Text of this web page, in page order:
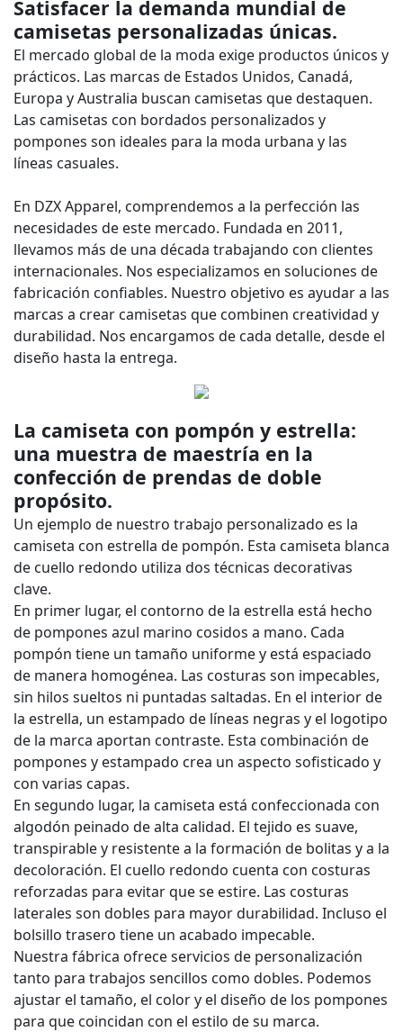
Satisfacer la demanda mundial de
camisetas personalizadas únicas.
El mercado global de la moda exige productos únicos y
prácticos. Las marcas de Estados Unidos, Canadá,
Europa y Australia buscan camisetas que destaquen.
Las camisetas con bordados personalizados y
pompones son ideales para la moda urbana y las
líneas casuales.
En DZX Apparel, comprendemos a la perfección las
necesidades de este mercado. Fundada en 2011,
llevamos más de una década trabajando con clientes
internacionales. Nos especializamos en soluciones de
fabricación confiables. Nuestro objetivo es ayudar a las
marcas a crear camisetas que combinen creatividad y
durabilidad. Nos encargamos de cada detalle, desde el
diseño hasta la entrega.
La camiseta con pompón y estrella:
una muestra de maestría en la
confección de prendas de doble
propósito.
Un ejemplo de nuestro trabajo personalizado es la
camiseta con estrella de pompón. Esta camiseta blanca
de cuello redondo utiliza dos técnicas decorativas
clave.
En primer lugar, el contorno de la estrella está hecho
de pompones azul marino cosidos a mano. Cada
pompón tiene un tamaño uniforme y está espaciado
de manera homogénea. Las costuras son impecables,
sin hilos sueltos ni puntadas saltadas. En el interior de
la estrella, un estampado de líneas negras y el logotipo
de la marca aportan contraste. Esta combinación de
pompones y estampado crea un aspecto sofisticado y
con varias capas.
En segundo lugar, la camiseta está confeccionada con
algodón peinado de alta calidad. El tejido es suave,
transpirable y resistente a la formación de bolitas y a la
decoloración. El cuello redondo cuenta con costuras
reforzadas para evitar que se estire. Las costuras
laterales son dobles para mayor durabilidad. Incluso el
bolsillo trasero tiene un acabado impecable.
Nuestra fábrica ofrece servicios de personalización
tanto para trabajos sencillos como dobles. Podemos
ajustar el tamaño, el color y el diseño de los pompones
para que coincidan con el estilo de su marca.